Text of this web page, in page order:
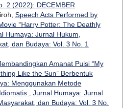
2 (2022): DECEMBER
Speech Acts Performed by
“Harry Potter: The Deathly
Humaya: Jurnal Hukum,
dan Budaya: Vol. 3 No. 1
Amanat Puisi “My
Like the Sun” Berbentuk
Menggunakan Metode
, Jurnal Humaya: Jurnal
dan Budaya: Vol. 3 No.